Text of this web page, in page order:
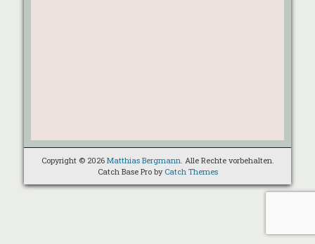
Copyright © 2026 Matthias Bergmann. Alle Rechte vorbehalten.
Catch Base Pro by Catch Themes